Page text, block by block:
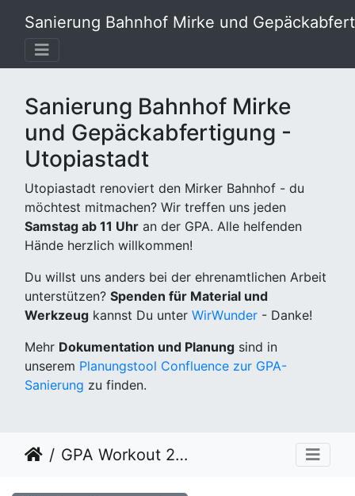
Sanierung Bahnhof Mirke und
Sanierung Bahnhof Mirke
und Gepäckabfertigung -
Utopiastadt
Utopiastadt renoviert den Mirker Bahnhof - du
möchtest mitmachen? Wir treffen uns jeden
Samstag ab 11 Uhr an der GPA. Alle helfenden
Hände herzlich willkommen!
Du willst uns anders bei der ehrenamtlichen Arbeit
unterstützen? Spenden für Material und
Werkzeug kannst Du unter WirWunder - Danke!
Mehr Dokumentation und Planung sind in
unserem Planungstool Confluence zur GPA-
Sanierung zu finden.
GPA Workout 2024 KW 03